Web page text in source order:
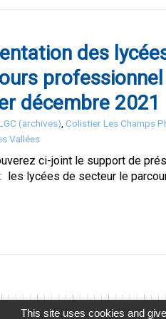
des
décembre 2021
(archives) Colistier Les Champs
Vallées
ci-joint le support de
les lycées de secteur le
This site uses cookies and